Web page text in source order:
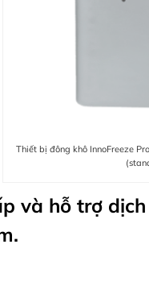
Thiết bị đông khô InnoFreeze
và hỗ trợ